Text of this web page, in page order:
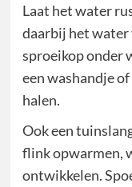
Laat het water
daarbij het water
sproeikop onder
een washandje
halen.
Ook een
flink opwarmen,
ontwikkelen.